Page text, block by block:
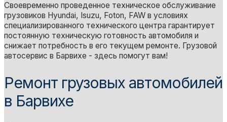
Своевременно проведенное техническое обслуживание
грузовиков Hyundai, Isuzu, Foton, FAW в условиях
специализированного технического центра гарантирует
постоянную техническую готовность автомобиля и
снижает потребность в его текущем ремонте. Грузовой
автосервис в Барвихе - здесь помогут вам!
Ремонт грузовых автомобилей
в Барвихе